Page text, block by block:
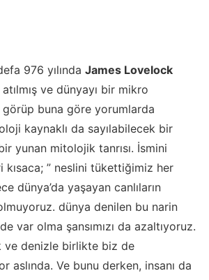
976 yılında James Lovelock
ve dünyayı bir mikro
buna göre yorumlarda
kaynaklı da sayılabilecek bir
yunan mitolojik tanrısı. İsmini
kısaca; ” neslini tükettiğimiz her
dünya’da yaşayan canlıların
olmuyoruz. dünya denilen bu narin
var olma şansımızı da azaltıyoruz.
ve denizle birlikte biz de
aslında. Ve bunu derken, insanı da